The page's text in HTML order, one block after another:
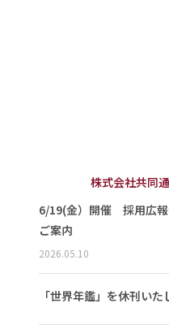
株式会社共同
6/19(金）開催 採用広報
ご案内
2026.05.10
「世界年鑑」を休刊いた